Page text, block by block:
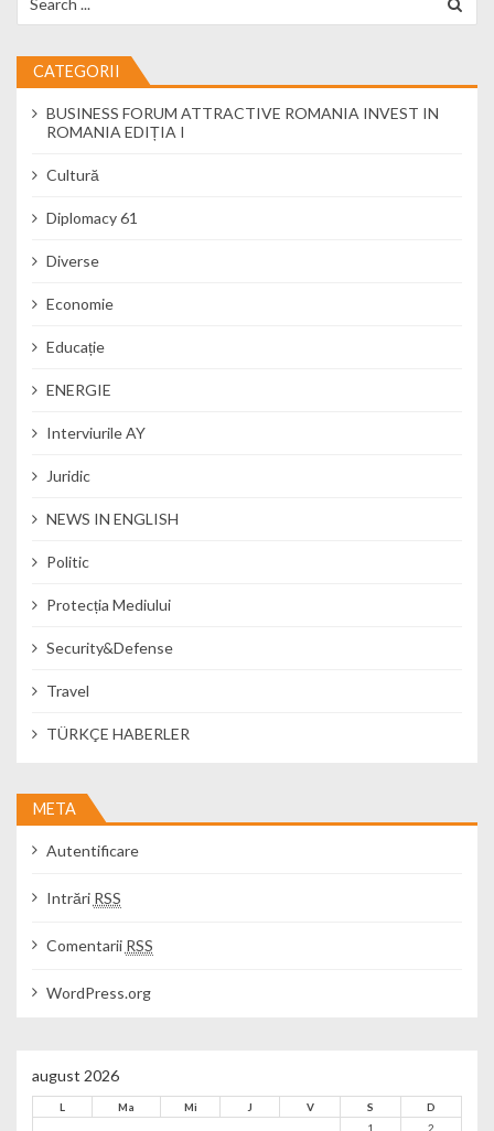
CATEGORII
BUSINESS FORUM ATTRACTIVE ROMANIA INVEST IN
ROMANIA EDIȚIA I
Cultură
Diplomacy 61
Diverse
Economie
Educație
ENERGIE
Interviurile AY
Juridic
NEWS IN ENGLISH
Politic
Protecția Mediului
Security&Defense
Travel
TÜRKÇE HABERLER
META
Autentificare
Intrări RSS
Comentarii RSS
WordPress.org
august 2026
L Ma Mi J V S
D
1
2